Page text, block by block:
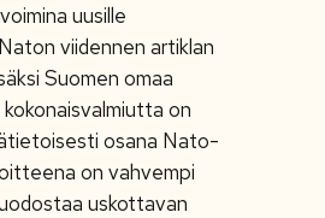
uusille
viidennen artiklan
Suomen omaa
on
osana Nato-
on vahvempi
uskottavan